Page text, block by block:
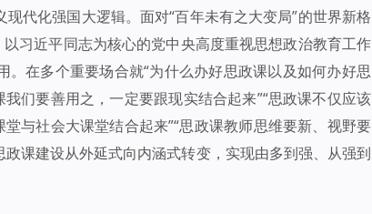
代化强国大逻辑。面对“百年未有之大变局”的世界新格
习近平同志为核心的党中央高度重视思想政治教育工作
在多个重要场合就“为什么办好思政课以及如何办好思
们要善用之，一定要跟现实结合起来”“思政课不仅应该
与社会大课堂结合起来”“思政课教师思维要新、视野要
课建设从外延式向内涵式转变，实现由多到强、从强到